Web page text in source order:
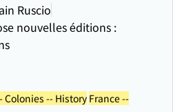
Ruscio
nouvelles éditions :
Colonies -- History France --